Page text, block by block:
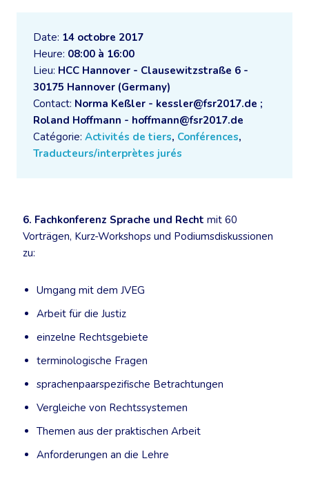
Date: 14 octobre 2017
Heure: 08:00 à 16:00
Lieu: HCC Hannover - Clausewitzstraße 6 -
30175 Hannover (Germany)
Contact: Norma Keßler - kessler@fsr2017.de ;
Roland Hoffmann - hoffmann@fsr2017.de
Catégorie: Activités de tiers, Conférences,
Traducteurs/interprètes jurés
6. Fachkonferenz Sprache und Recht mit 60
Vorträgen, Kurz-Workshops und Podiumsdiskussionen
zu:
Umgang mit dem JVEG
Arbeit für die Justiz
einzelne Rechtsgebiete
terminologische Fragen
sprachenpaarspezifische Betrachtungen
Vergleiche von Rechtssystemen
Themen aus der praktischen Arbeit
Anforderungen an die Lehre